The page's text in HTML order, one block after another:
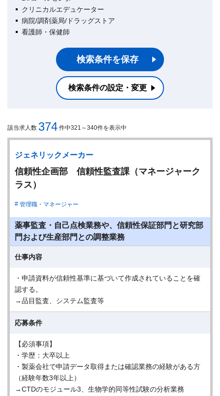
クリニカルエデュケーター
病院/調剤薬局/ドラッグストア
看護師・保健師
検索条件を保存
検索条件の設定・変更
該当求人数 374 件中321～340件を表示中
ジェネリックメーカー
信頼性企画部 信頼性監査課（マネージャーク
ラス）
管理職・マネージャー
薬事監査・自己点検業務や、信頼性保証部門と研究部
門および生産部門との調整業務
仕事内容
・申請資料が信頼性基準に基づいて作成されていることを確
認する。
→品目監査、システム監査等
応募条件
【必須事項】
・学歴：大卒以上
・製薬会社で申請データ取得または確認業務の経験がある方
（経験年数3年以上）
→CTDのモジュール3、生物学的同等性試験の分析業務